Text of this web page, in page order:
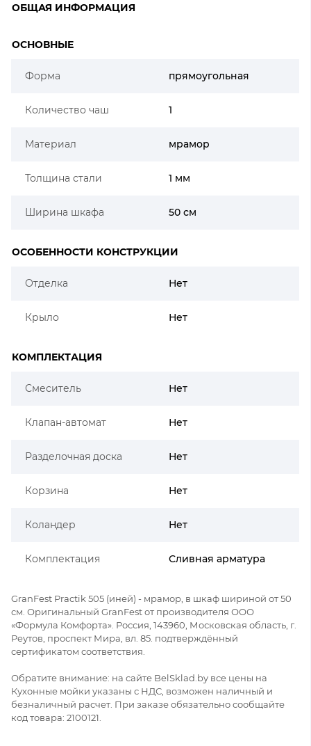
ОБЩАЯ ИНФОРМАЦИЯ
ОСНОВНЫЕ
Форма прямоугольная
Количество чаш 1
Материал мрамор
Толщина стали 1 мм
Ширина шкафа 50 см
ОСОБЕННОСТИ КОНСТРУКЦИИ
Отделка Нет
Крыло Нет
КОМПЛЕКТАЦИЯ
Смеситель Нет
Клапан-автомат Нет
Разделочная доска Нет
Корзина Нет
Коландер Нет
Комплектация Сливная арматура
GranFest Practik 505 (иней) - мрамор, в шкаф шириной от 50
см. Оригинальный GranFest от производителя ООО
«Формула Комфорта». Россия, 143960, Московская область, г.
Реутов, проспект Мира, вл. 85. подтверждённый
сертификатом соответствия.
Обратите внимание: на сайте BelSklad.by все цены на
Кухонные мойки указаны с НДС, возможен наличный и
безналичный расчет. При заказе обязательно сообщайте
код товара: 2100121.